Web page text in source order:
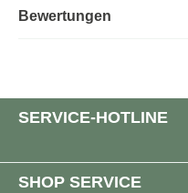
Bewertungen
SERVICE-HOTLINE
SHOP SERVICE